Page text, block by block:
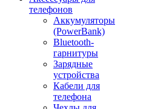
телефонов
Аккумуляторы
(PowerBank)
Bluetooth-
гарнитуры
Зарядные
устройства
Кабели для
телефона